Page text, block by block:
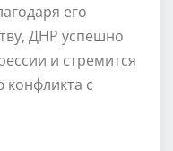
его
ДНР успешно
и стремится
с